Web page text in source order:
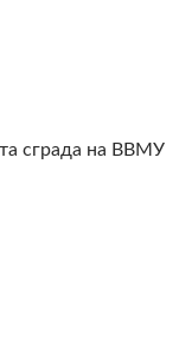
сграда на ВВМУ